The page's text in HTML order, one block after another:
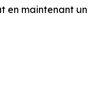
en maintenant un